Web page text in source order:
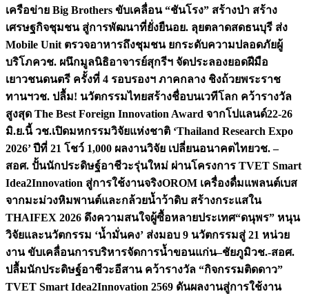
เครือข่าย Big Brothers ขับเคลื่อน “ชันโรง” สร้างป่า สร้าง
เศรษฐกิจชุมชน สู่การพัฒนาที่ยั่งยืนอย. ลุยตลาดสดธนบุรี ส่ง
Mobile Unit ตรวจอาหารถึงชุมชน ยกระดับความปลอดภัยผู้
บริโภควช. ผนึกมูลนิธิอาจารย์สุกรีฯ จัดประลองยอดฝีมือ
เยาวชนดนตรี ครั้งที่ 4 รอบรองฯ ภาคกลาง ชิงถ้วยพระราช
ทานฯวช. ปลื้ม! นวัตกรรมไทยสร้างชื่อบนเวทีโลก คว้ารางวัล
สูงสุด The Best Foreign Innovation Award จากโปแลนด์22-26
มิ.ย.นี้ วช.เปิดมหกรรมวิจัยแห่งชาติ ‘Thailand Research Expo
2026’ ปีที่ 21 โชว์ 1,000 ผลงานวิจัย เปลี่ยนอนาคตไทยวช. –
สอศ. ปั้นนักประดิษฐ์อาชีวะรุ่นใหม่ ผ่านโครงการ TVET Smart
Idea2Innovation สู่การใช้งานจริงOROM เครื่องดื่มแพลนต์เบส
จากมะม่วงหิมพานต์และกล้วยน้ำว้าดิบ สร้างกระแสใน
THAIFEX 2026 ดึงความสนใจผู้ซื้อหลายประเทศ“ดนุพร” หนุน
วิจัยและนวัตกรรม ‘น้ำมั่นคง’ ส่งมอบ 9 นวัตกรรมสู่ 21 หน่วย
งาน ขับเคลื่อนการบริหารจัดการน้ำขอนแก่น–ชัยภูมิวช.-สอศ.
ปลื้มนักประดิษฐ์อาชีวะอีสาน คว้ารางวัล “กิจกรรมติดดาว”
TVET Smart Idea2Innovation 2569 ดันผลงานสู่การใช้งาน